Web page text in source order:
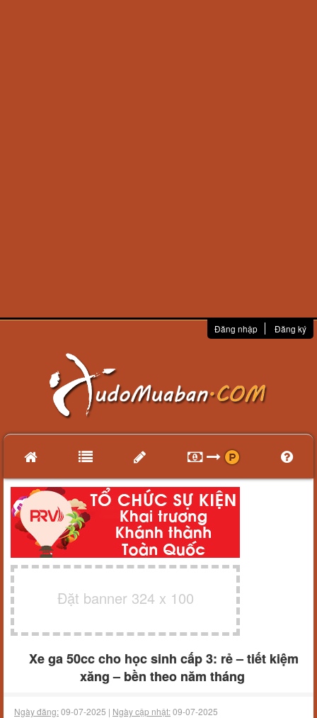
Đăng nhập Đăng ký
Đặt banner 324 x 100
Xe ga 50cc cho học sinh cấp 3: rẻ – tiết kiệm
xăng – bền theo năm tháng
Ngày đăng:09-07-2025 | Ngày cập nhật:09-07-2025